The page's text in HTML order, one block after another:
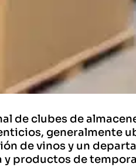
de clubes de
generalmente
de vinos y un
productos de